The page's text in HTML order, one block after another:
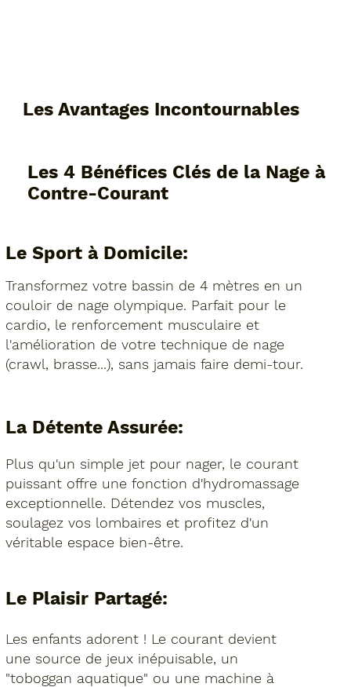
Le Sport à Domicile:
Transformez votre bassin de 4 mètres en un
couloir de nage olympique. Parfait pour le
cardio, le renforcement musculaire et
l'amélioration de votre technique de nage
(crawl, brasse...), sans jamais faire demi-tour.
La Détente Assurée:
Plus qu'un simple jet pour nager, le courant
puissant offre une fonction d'hydromassage
exceptionnelle. Détendez vos muscles,
soulagez vos lombaires et profitez d'un
véritable espace bien-être.
Le Plaisir Partagé:
Les enfants adorent ! Le courant devient
une source de jeux inépuisable, un
"toboggan aquatique" ou une machine à
Les Avantages Incontournables
Les 4 Bénéfices Clés de la Nage à
Contre-Courant